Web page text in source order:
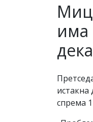
има
истакна
спрема